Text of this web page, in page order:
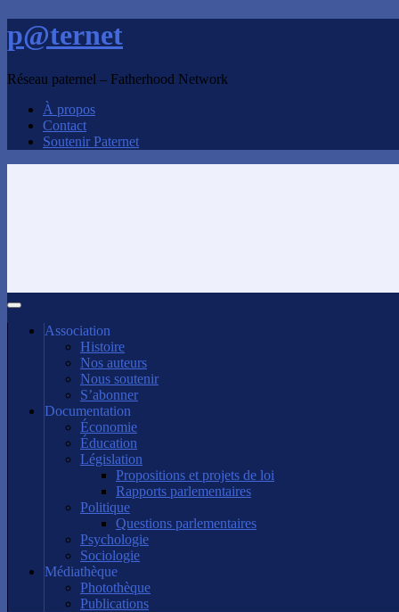
p@ternet
Réseau paternel – Fatherhood Network
À propos
Contact
Soutenir Paternet
Association
Histoire
Nos auteurs
Nous soutenir
S’abonner
Documentation
Économie
Éducation
Législation
Propositions et projets de loi
Rapports parlementaires
Politique
Questions parlementaires
Psychologie
Sociologie
Médiathèque
Photothèque
Publications